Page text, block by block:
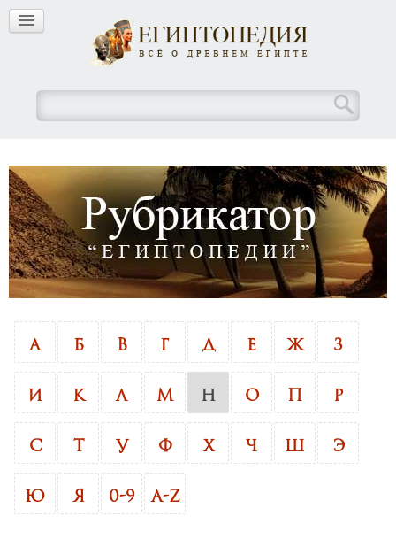
А Б В Г Д Е Ж З
И К Л М Н О Р
С У Ф Х Ч Э
Ю Я 0-9 A-Z